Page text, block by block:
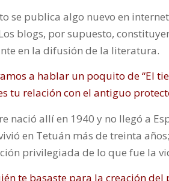
se publica algo nuevo en
blogs, por supuesto,
en la difusión de la literatura.
a hablar un poquito de “El
tu relación con el antiguo
nació allí en 1940 y no llegó a
en Tetuán más de treinta
privilegiada de lo que fue la
te basaste para la creación del